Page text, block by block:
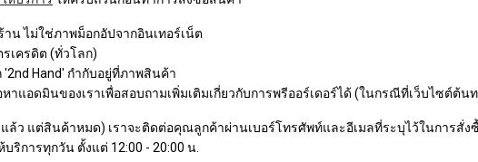
น ไม่ใช่ภาพม็อกอัปจากอินเทอร์เน็ต
เครดิต (ทั่วโลก)
Hand' กำกับอยู่ที่ภาพสินค้า
อดมินของเราเพื่อสอบถามเพิ่มเติมเกี่ยวกับการพรีออร์เดอร์ได้ (ในกรณีที่เว็บไซต์ต้นท
ล้ว แต่สินค้าหมด) เราจะติดต่อคุณลูกค้าผ่านเบอร์โทรศัพท์และอีเมลที่ระบุไว้ในการสั่ง
บริการทุกวัน ตั้งแต่ 12:00 - 20:00 น.